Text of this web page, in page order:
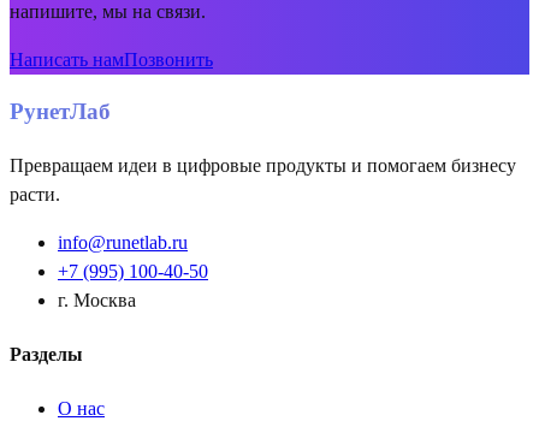
напишите, мы на связи.
Написать намПозвонить
РунетЛаб
Превращаем идеи в цифровые продукты и помогаем бизнесу
расти.
info@runetlab.ru
+7 (995) 100-40-50
г. Москва
Разделы
О нас